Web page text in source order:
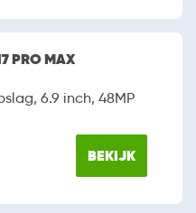
PRO MAX
6.9 inch, 48MP
BEKIJK